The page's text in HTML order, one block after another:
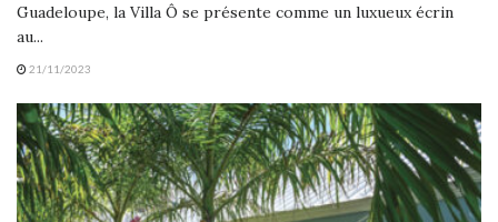
Guadeloupe, la Villa Ô se présente comme un luxueux écrin
au...
21/11/2023